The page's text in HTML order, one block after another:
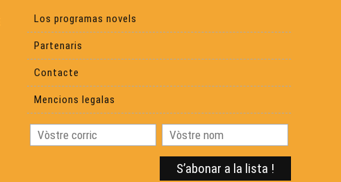
Pastorala aussalesa
Hestiv'off
Sent Merd, petita comuna rurau
Los programas novels
Partenaris
Contacte
Mencions legalas